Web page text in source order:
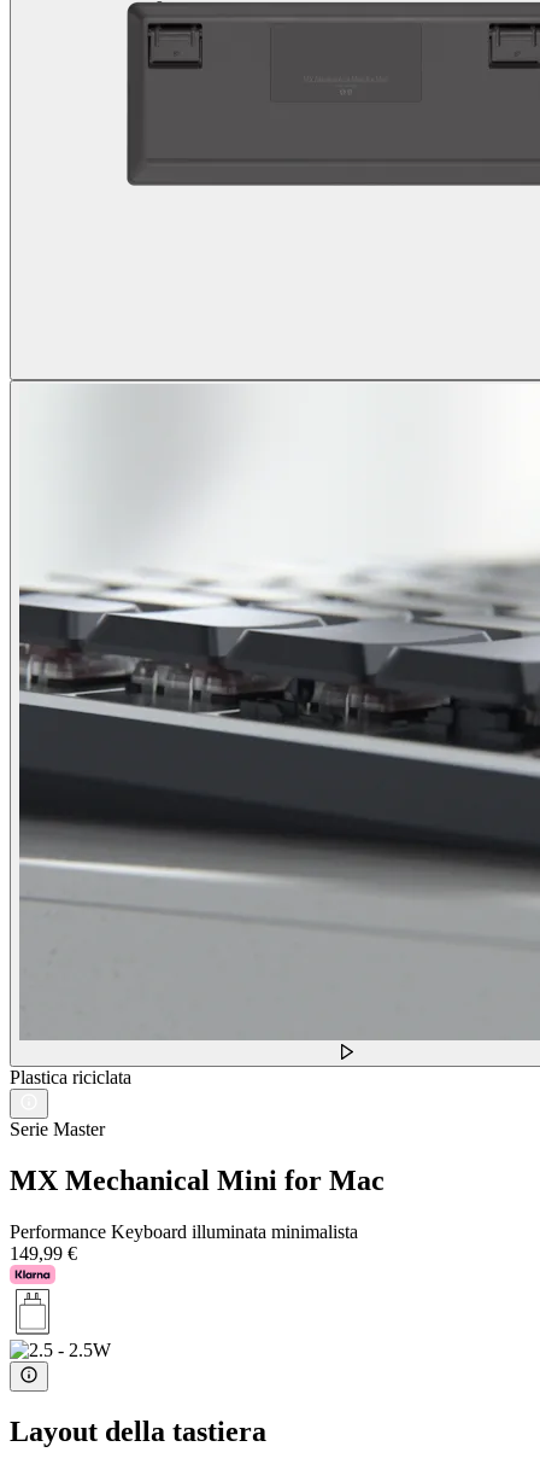
Plastica riciclata
Serie Master
MX Mechanical Mini for Mac
Performance Keyboard illuminata minimalista
149,99 €
Layout della tastiera